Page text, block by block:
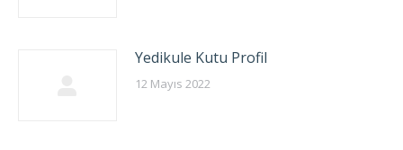
Yedikule Kutu Profil
12 Mayıs 2022